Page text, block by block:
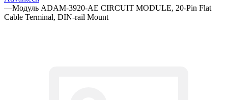
—Модуль ADAM-3920-AE CIRCUIT MODULE, 20-Pin Flat
Cable Terminal, DIN-rail Mount